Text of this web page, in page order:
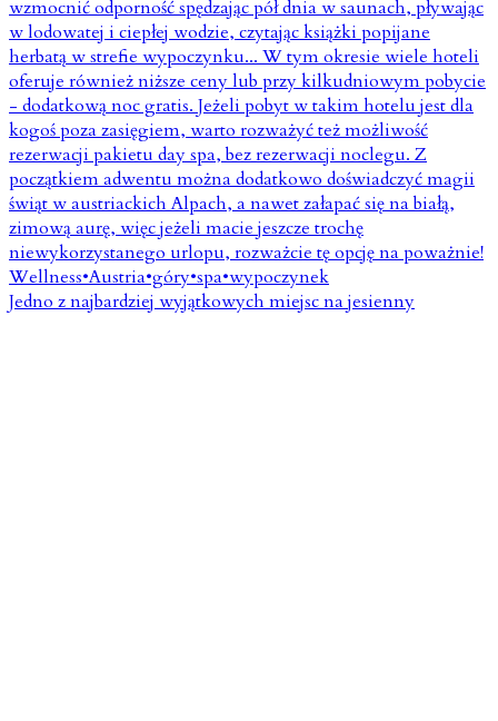
Jedno z najbardziej wyjątkowych miejsc na jesienny